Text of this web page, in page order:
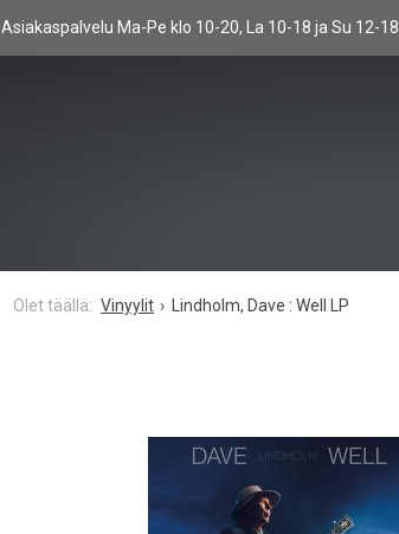
Asiakaspalvelu Ma-Pe klo 10-20, La 10-18 ja Su 12-18
Vinyylit Lindholm, Dave : Well LP